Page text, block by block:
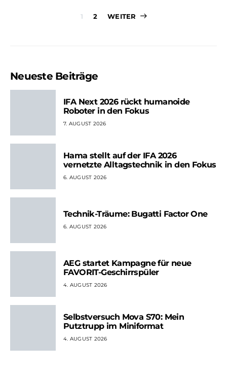
1 2 WEITER
Neueste Beiträge
IFA Next 2026 rückt humanoide
Roboter in den Fokus
7. AUGUST 2026
Hama stellt auf der IFA 2026
vernetzte Alltagstechnik in den Fokus
6. AUGUST 2026
Technik-Träume: Bugatti Factor One
6. AUGUST 2026
AEG startet Kampagne für neue
FAVORIT-Geschirrspüler
4. AUGUST 2026
Selbstversuch Mova S70: Mein
Putztrupp im Miniformat
4. AUGUST 2026